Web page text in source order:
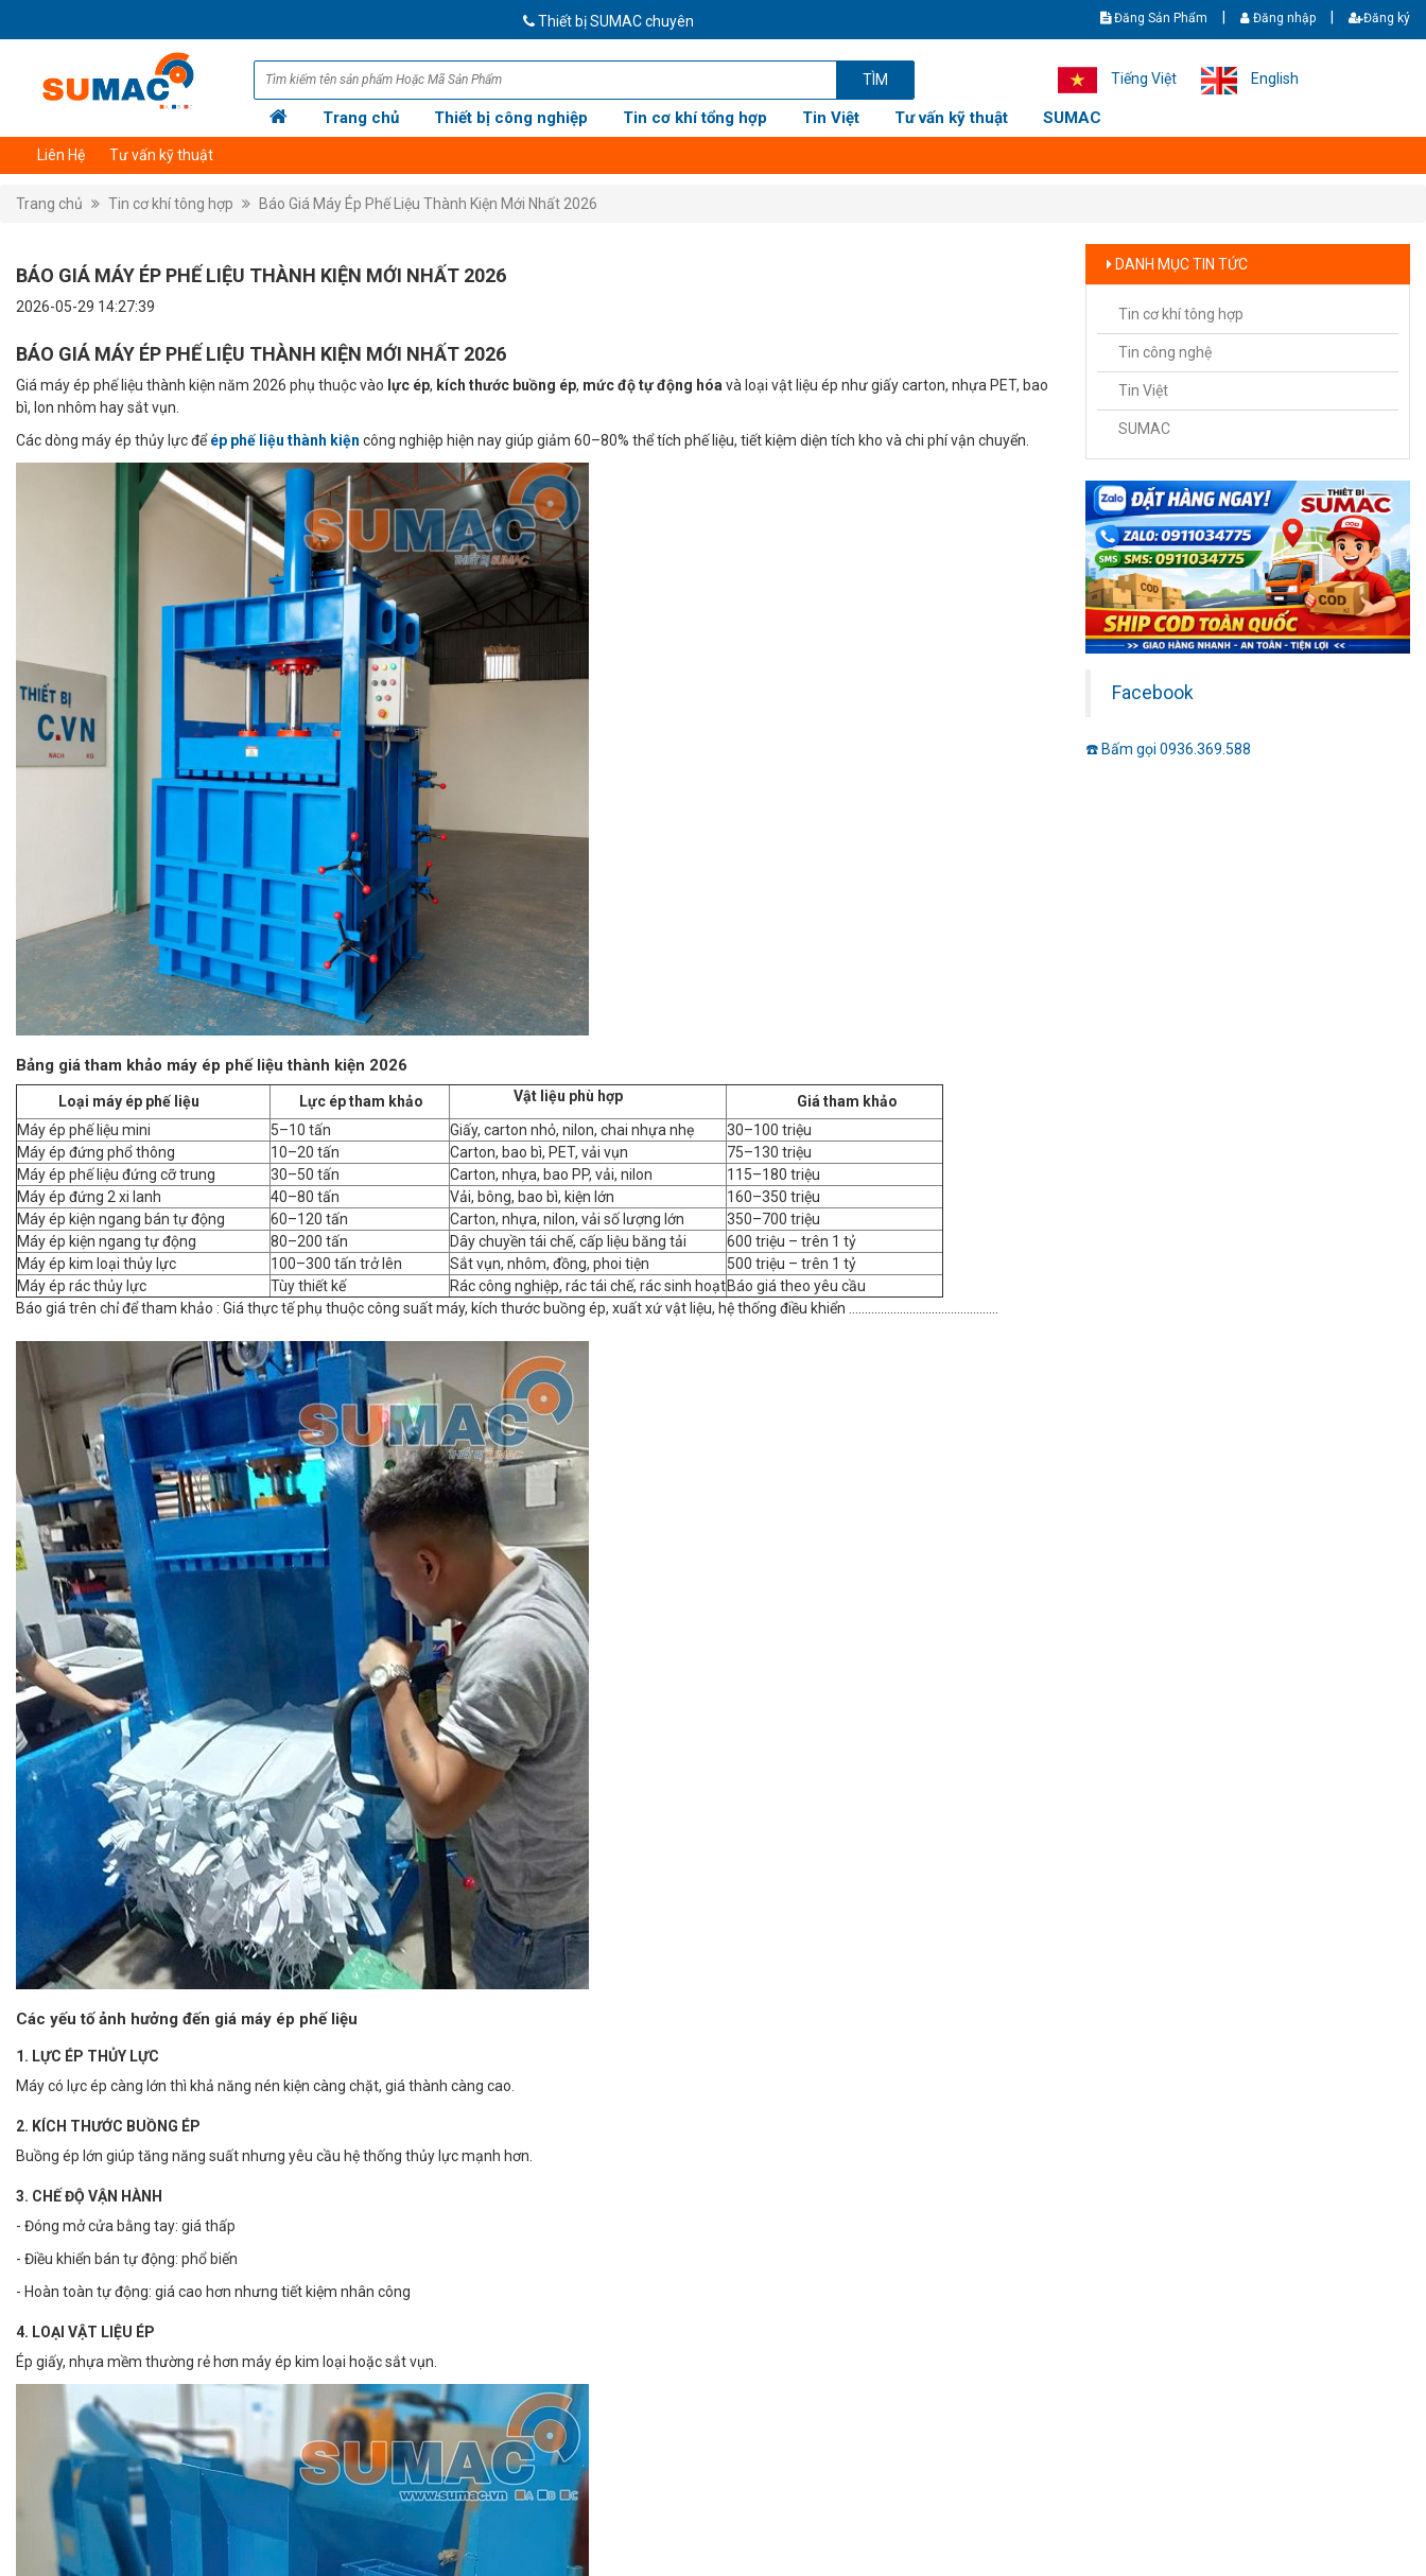
Thiết bị SUMAC chuyên cung cấp thiết bị cơ khí, thiết bị công nghiệp CHÍNH HÃNG GIÁ TỐT NHẤT - Giao hàng nhanh - Ship cod toàn quốc.
Đăng Sản Phẩm Đăng nhập Đăng ký
TÌM Tiếng Việt English
Trang chủ Thiết bị công nghiệp Tin cơ khí tổng hợp Tin Việt Tư vấn kỹ thuật SUMAC
Liên Hệ Tư vấn kỹ thuật
Trang chủ Tin cơ khí tông hợp Báo Giá Máy Ép Phế Liệu Thành Kiện Mới Nhất 2026
BÁO GIÁ MÁY ÉP PHẾ LIỆU THÀNH KIỆN MỚI NHẤT 2026
2026-05-29 14:27:39
BÁO GIÁ MÁY ÉP PHẾ LIỆU THÀNH KIỆN MỚI NHẤT 2026
Giá máy ép phế liệu thành kiện năm 2026 phụ thuộc vào lực ép, kích thước buồng ép, mức độ tự động hóa và loại vật liệu ép như giấy carton, nhựa PET, bao
bì, lon nhôm hay sắt vụn.
Các dòng máy ép thủy lực đểép phế liệu thành kiện công nghiệp hiện nay giúp giảm 60–80% thể tích phế liệu, tiết kiệm diện tích kho và chi phí vận chuyển.
Bảng giá tham khảo máy ép phế liệu thành kiện 2026
Loại máy ép phế liệu Lực ép tham khảo Vật liệu phù hợp
Giá tham khảo
Máy ép phế liệu mini
5–10 tấn Giấy, carton nhỏ, nilon, chai nhựa nhẹ
30–100 triệu
Máy ép đứng phổ thông
10–20 tấn Carton, bao bì, PET, vải vụn
75–130 triệu
Máy ép phế liệu đứng cỡ trung
30–50 tấn Carton, nhựa, bao PP, vải, nilon
115–180 triệu
Máy ép đứng 2 xi lanh
40–80 tấn Vải, bông, bao bì, kiện lớn
160–350 triệu
Máy ép kiện ngang bán tự động
60–120 tấn Carton, nhựa, nilon, vải số lượng lớn
350–700 triệu
Máy ép kiện ngang tự động
80–200 tấn Dây chuyền tái chế, cấp liệu băng tải
600 triệu – trên 1 tỷ
Máy ép kim loại thủy lực
100–300 tấn trở lên Sắt vụn, nhôm, đồng, phoi tiện
500 triệu – trên 1 tỷ
Máy ép rác thủy lực
Tùy thiết kế Rác công nghiệp, rác tái chế, rác sinh hoạtBáo giá theo yêu cầu
Báo giá trên chỉ để tham khảo : Giá thực tế phụ thuộc công suất máy, kích thước buồng ép, xuất xứ vật liệu, hệ thống điều khiển ...............................................
Các yếu tố ảnh hưởng đến giá máy ép phế liệu
1. LỰC ÉP THỦY LỰC
Máy có lực ép càng lớn thì khả năng nén kiện càng chặt, giá thành càng cao.
2. KÍCH THƯỚC BUỒNG ÉP
Buồng ép lớn giúp tăng năng suất nhưng yêu cầu hệ thống thủy lực mạnh hơn.
3. CHẾ ĐỘ VẬN HÀNH
- Đóng mở cửa bằng tay: giá thấp
- Điều khiển bán tự động: phổ biến
- Hoàn toàn tự động: giá cao hơn nhưng tiết kiệm nhân công
4. LOẠI VẬT LIỆU ÉP
Ép giấy, nhựa mềm thường rẻ hơn máy ép kim loại hoặc sắt vụn.
DANH MỤC TIN TỨC
Tin cơ khí tông hợp
Tin công nghệ
Tin Việt
SUMAC
Facebook
☎️ Bấm gọi 0936.369.588